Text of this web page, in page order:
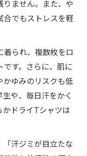
ません。また、や
合でもストレスを軽
られ、複数枚をロ
す。さらに、肌に
ゆみのリスクも低
や、毎日汗をかく
ドライTシャツは
「汗ジミが目立たな